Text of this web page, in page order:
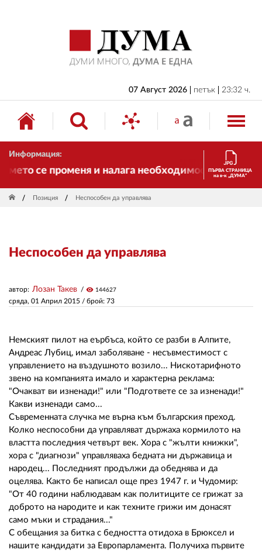
07 Август 2026 петък 23:32 ч.
Информация:
се променя и налага необходимостта отПЪРВА СТРАНИЦА
на в-к „ДУМА“
Позиция Неспособен да управлява
Неспособен да управлява
сряда, 01 Април 2015 / брой: 73
автор: Лозан Такев visibility 144627
Немският пилот на еърбъса, който се разби в Алпите,
Андреас Лубиц, имал заболяване - несъвместимост с
управлението на въздушното возило... Нискотарифното
звено на компанията имало и характерна реклама:
"Очакват ви изненади!" или "Подгответе се за изненади!"
Какви изненади само...
Съвременната случка ме върна към българския преход.
Колко неспособни да управляват държаха кормилото на
властта последния четвърт век. Хора с "жълти книжки",
хора с "диагнози" управляваха бедната ни държавица и
народец... Последният продължи да обеднява и да
оцелява. Както бе написал още през 1947 г. и Чудомир:
"От 40 години наблюдавам как политиците се грижат за
доброто на народите и как техните грижи им донасят
само мъки и страдания..."
С обещания за битка с бедността отидоха в Брюксел и
нашите кандидати за Европарламента. Получиха първите
БЪЛГАРИЯ
ИКОНОМИКА
ИЗБОРИ
СВЯТ
ДРУГИ
ЗА НАС
РЕДАКЦИЯ
КОНТАКТИ
РЕКЛАМА
УСЛОВИЯ ЗА ПОЛЗВАНЕ
ПОЛИТИКА ЗА БИСКВИТКИТЕ
ПОЛИТИКАТА ЗА
ПОВЕРИТЕЛНОСТ